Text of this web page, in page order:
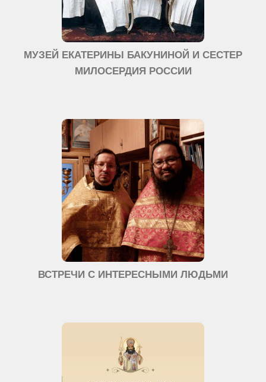
МУЗЕЙ ЕКАТЕРИНЫ БАКУНИНОЙ И СЕСТЕР
МИЛОСЕРДИЯ РОССИИ
ВСТРЕЧИ С ИНТЕРЕСНЫМИ ЛЮДЬМИ